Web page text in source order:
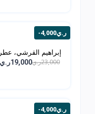
-4,000ر.ي
إبراهيم القرشي، عطر
الم... 23,000ر.ي 19,000ر.ي
-4,000ر.ي